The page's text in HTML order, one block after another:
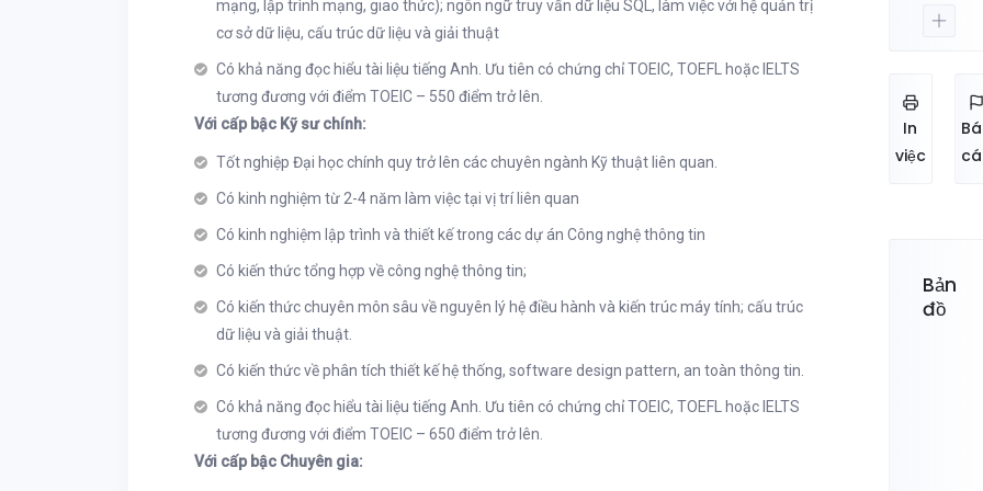
mạng, lập trình mạng, giao thức); ngôn ngữ truy vấn dữ liệu SQL, làm việc với hệ quản trị
cơ sở dữ liệu, cấu trúc dữ liệu và giải thuật
Có khả năng đọc hiểu tài liệu tiếng Anh. Ưu tiên có chứng chỉ TOEIC, TOEFL hoặc IELTS
tương đương với điểm TOEIC – 550 điểm trở lên.
Với cấp bậc Kỹ sư chính:
Tốt nghiệp Đại học chính quy trở lên các chuyên ngành Kỹ thuật liên quan.
Có kinh nghiệm từ 2-4 năm làm việc tại vị trí liên quan
Có kinh nghiệm lập trình và thiết kế trong các dự án Công nghệ thông tin
Có kiến thức tổng hợp về công nghệ thông tin;
Có kiến thức chuyên môn sâu về nguyên lý hệ điều hành và kiến trúc máy tính; cấu trúc
dữ liệu và giải thuật.
Có kiến thức về phân tích thiết kế hệ thống, software design pattern, an toàn thông tin.
Có khả năng đọc hiểu tài liệu tiếng Anh. Ưu tiên có chứng chỉ TOEIC, TOEFL hoặc IELTS
tương đương với điểm TOEIC – 650 điểm trở lên.
Với cấp bậc Chuyên gia:
In
việc
Bản
đồ